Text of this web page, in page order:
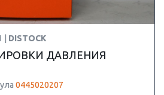
| DISTOCK
ДАВЛЕНИЯ
0445020207